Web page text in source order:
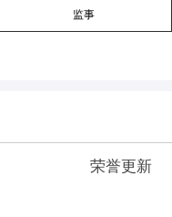
监事
荣誉更新